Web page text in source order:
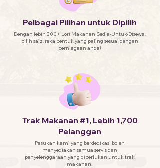
Pelbagai Pilihan untuk Dipilih
Dengan lebih 200+ Lori Makanan Sedia-Untuk-Disewa,
pilih saiz, reka bentuk yang paling sesuai dengan
perniagaan anda!
Trak Makanan #1, Lebih 1,700
Pelanggan
Pasukan kami yang berdedikasi boleh
menyediakan semua servis dan
penyelenggaraan yang diperlukan untuk trak
makanan.